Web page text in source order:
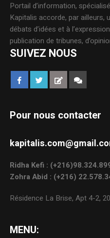
Portail d’information,
Kapitalis accorde, par ailleurs,
débats d’idées et à
publication de tribunes,
SUIVEZ NOUS
Pour nous contacter
Ridha Kefi :
Zohra Abid : (+216)
Résidence La Brise, Apt 4-2,
MENU: